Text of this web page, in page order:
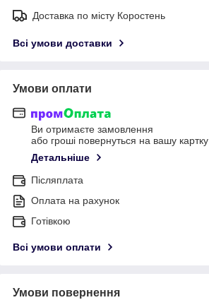
Доставка по місту Коростень
Всі умови доставки
Умови оплати
Ви отримаєте замовлення
або гроші повернуться на вашу картку
Детальніше
Післяплата
Оплата на рахунок
Готівкою
Всі умови оплати
Умови повернення